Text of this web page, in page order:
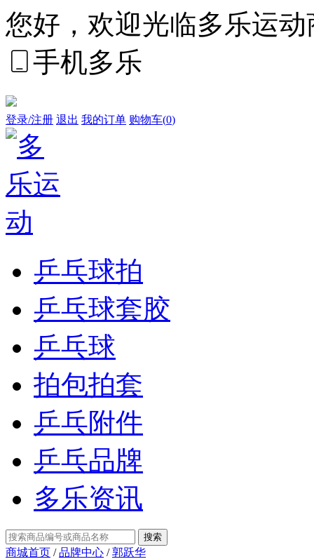
您好，欢迎光临多乐运动
手机多乐
登录/注册 退出 我的订单 购物车(0)
乒乓球拍
乒乓球套胶
乒乓球
拍包拍套
乒乓附件
乒乓品牌
多乐资讯
商城首页 /品牌中心 /郭跃华